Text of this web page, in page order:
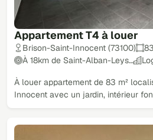
Appartement T4 à louer
Brison-Saint-Innocent (73100)
À 18km de Saint-Alban-Leys…
À louer appartement de 83 m²
Innocent avec un jardin, intérieur